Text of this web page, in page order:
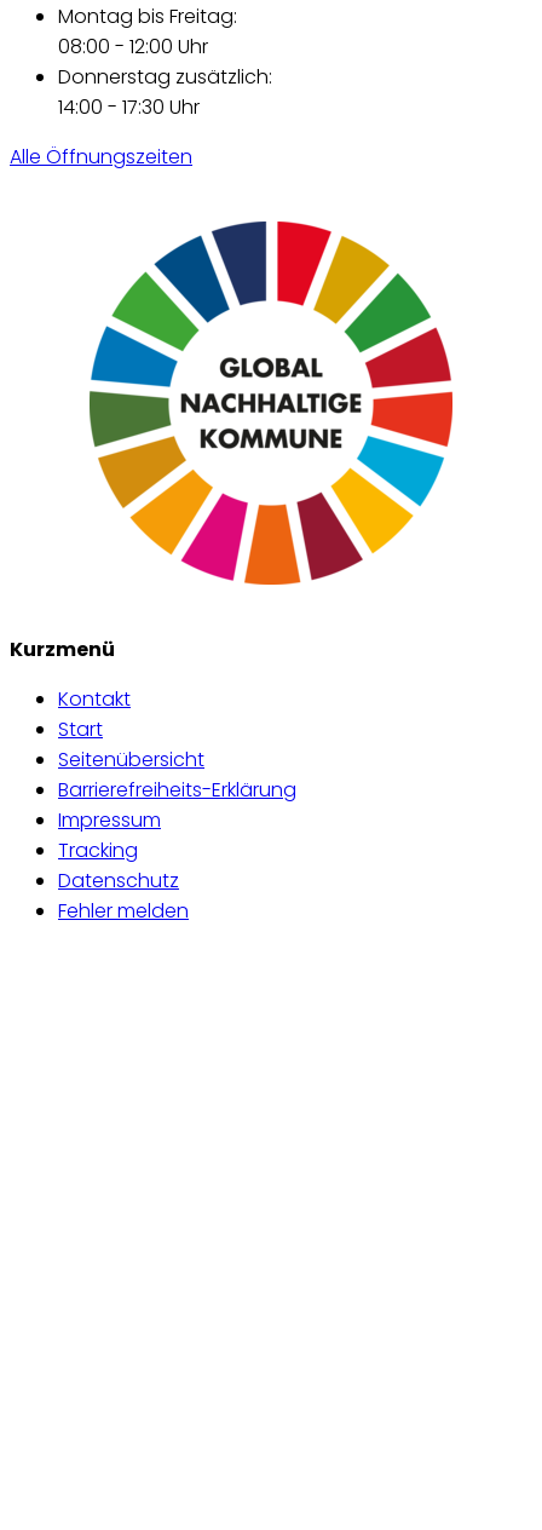
Montag bis Freitag:
08:00 - 12:00 Uhr
Donnerstag zusätzlich:
14:00 - 17:30 Uhr
Alle Öffnungszeiten
Kurzmenü
Kontakt
Start
Seitenübersicht
Barrierefreiheits-Erklärung
Impressum
Tracking
Datenschutz
Fehler melden